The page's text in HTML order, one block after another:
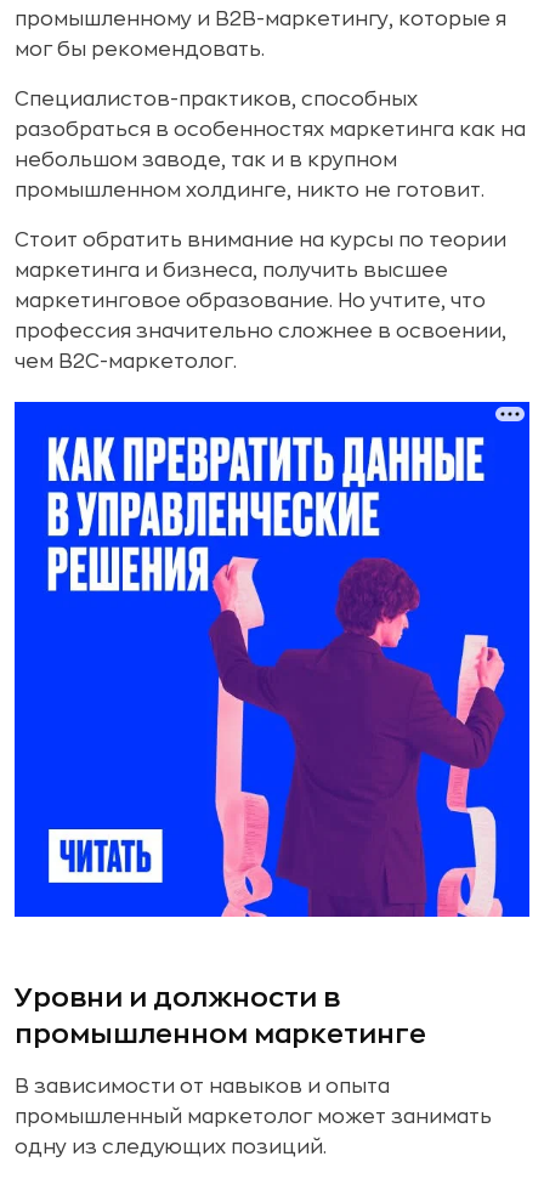
промышленному и B2B-маркетингу, которые я
мог бы рекомендовать.
Специалистов-практиков, способных
разобраться в особенностях маркетинга как на
небольшом заводе, так и в крупном
промышленном холдинге, никто не готовит.
Стоит обратить внимание на курсы по теории
маркетинга и бизнеса, получить высшее
маркетинговое образование. Но учтите, что
профессия значительно сложнее в освоении,
чем B2C-маркетолог.
Уровни и должности в
промышленном маркетинге
В зависимости от навыков и опыта
промышленный маркетолог может занимать
одну из следующих позиций.